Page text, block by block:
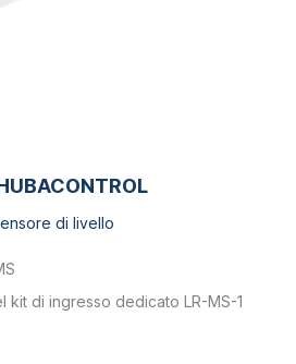
di livello
kit di ingresso dedicato LR-MS-1